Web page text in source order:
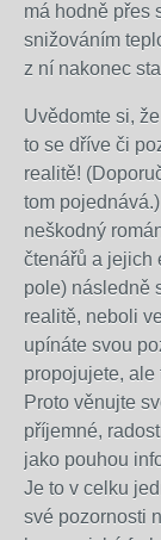
má hodně přes
snižováním
z ní nakonec
Uvědomte si,
to se dříve či
realitě!
tom
neškodný
čtenářů a jejich
pole) následně
realitě, neboli
upínáte svou
propojujete, ale
Proto věnujte
příjemné,
jako pouhou
Je to v celku
své pozornosti